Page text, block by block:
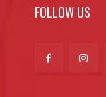
FOLLOW US